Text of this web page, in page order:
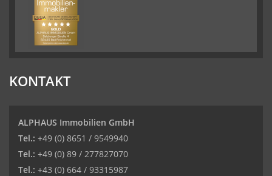
KONTAKT
ALPHAUS Immobilien GmbH
Tel.: +49 (0) 8651 / 9549940
Tel.: +49 (0) 89 / 277827070
Tel.: +43 (0) 664 / 93315987